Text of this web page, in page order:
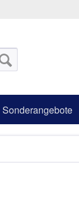
Sonderangebote